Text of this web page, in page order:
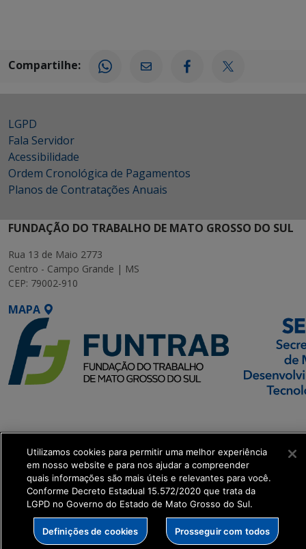
Compartilhe:
LGPD
Fala Servidor
Acessibilidade
Ordem Cronológica de Pagamentos
Planos de Contratações Anuais
FUNDAÇÃO DO TRABALHO DE MATO GROSSO DO SUL
Rua 13 de Maio 2773
Centro - Campo Grande | MS
CEP: 79002-910
MAPA
Executiva de
Transformação Digital
get_footer();
Utilizamos cookies para permitir uma melhor experiência
em nosso website e para nos ajudar a compreender
quais informações são mais úteis e relevantes para você.
Conforme Decreto Estadual 15.572/2020 que trata da
LGPD no Governo do Estado de Mato Grosso do Sul.
Definições de cookies Prosseguir com todos